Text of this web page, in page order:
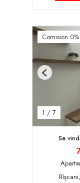
Comision 0%
1 / 7
Previous
Se